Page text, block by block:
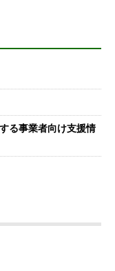
る事業者向け支援情